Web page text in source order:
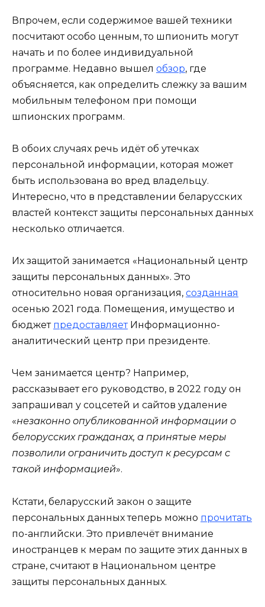
Впрочем, если содержимое вашей техники
посчитают особо ценным, то шпионить могут
начать и по более индивидуальной
программе. Недавно вышел обзор, где
объясняется, как определить слежку за вашим
мобильным телефоном при помощи
шпионских программ.
В обоих случаях речь идёт об утечках
персональной информации, которая может
быть использована во вред владельцу.
Интересно, что в представлении беларусских
властей контекст защиты персональных данных
несколько отличается.
Их защитой занимается «Национальный центр
защиты персональных данных». Это
относительно новая организация, созданная
осенью 2021 года. Помещения, имущество и
бюджет предоставляетИнформационно-
аналитический центр при президенте.
Чем занимается центр? Например,
рассказывает его руководство, в 2022 году он
запрашивал у соцсетей и сайтов удаление
«незаконно опубликованной информации о
белорусских гражданах, а принятые меры
позволили ограничить доступ к ресурсам с
такой информацией».
Кстати, беларусский закон о защите
персональных данных теперь можно прочитать
по-английски. Это привлечёт внимание
иностранцев к мерам по защите этих данных в
стране, считают в Национальном центре
защиты персональных данных.